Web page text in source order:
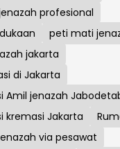
profesional
peti mati
jakarta
di Jakarta
Amil jenazah
kremasi Jakarta
via pesawat